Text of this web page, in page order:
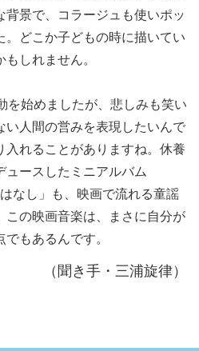
背景で、コラージュも使いポッ
。どこか子どもの時に描いてい
しれません。
始めましたが、悲しみも笑い
い人間の営みを表現したいんで
入れることがありますね。休養
ュースしたミニアルバム
なし」も、映画で流れる童謡
この映画音楽は、まさに自分が
もあるんです。
（聞き手・三浦旋律）